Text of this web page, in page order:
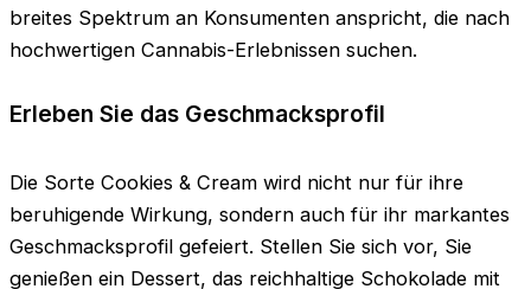
breites Spektrum an Konsumenten anspricht, die nach
hochwertigen Cannabis-Erlebnissen suchen.
Erleben Sie das Geschmacksprofil
Die Sorte Cookies & Cream wird nicht nur für ihre
beruhigende Wirkung, sondern auch für ihr markantes
Geschmacksprofil gefeiert. Stellen Sie sich vor, Sie
genießen ein Dessert, das reichhaltige Schokolade mit